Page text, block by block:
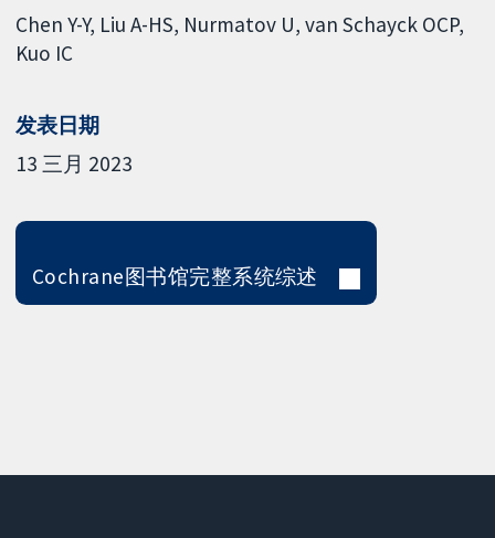
Chen Y-Y Liu A-HS Nurmatov U van Schayck OCP
Kuo IC
发表日期
13 三月 2023
Cochrane图书馆完整系统综述